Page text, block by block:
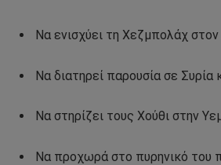
Να ενισχύει τη Χεζμπολάχ στον
Να διατηρεί παρουσία σε Συρία
Να στηρίζει τους Χούθι στην
Να προχωρά στο πυρηνικό του